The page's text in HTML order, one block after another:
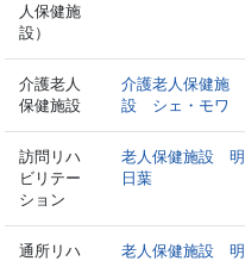
人保健施
設）
介護老人
保健施設
介護老人保健施
設 シェ・モワ
訪問リハ
ビリテー
ション
老人保健施設 明
日葉
通所リハ
老人保健施設 明